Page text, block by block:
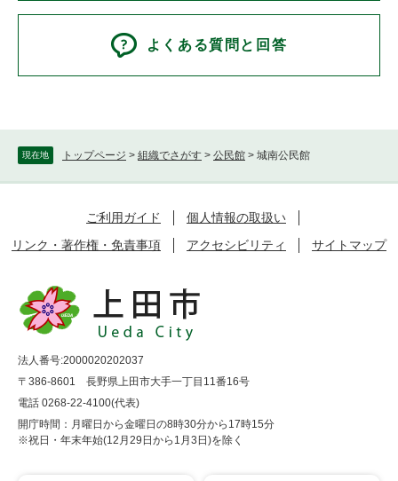
現在地 トップページ > 組織でさがす > 公民館 > 城南公民館
よくある質問と回答
ご利用ガイド
個人情報の取扱い
リンク・著作権・免責事項
アクセシビリティ サイトマップ
法人番号:2000020202037
〒386-8601 長野県上田市大手一丁目11番16号
電話 0268-22-4100(代表)
開庁時間：月曜日から金曜日の8時30分から17時15分
※祝日・年末年始(12月29日から1月3日)を除く